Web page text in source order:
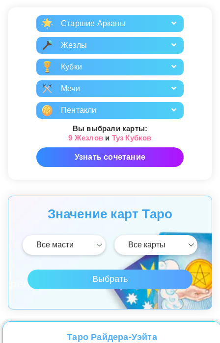
Старшие Арканы
Жезлы
Кубки
Мечи
Пентакли
Вы выбрали карты:
9 Жезлов и Туз Кубков
Узнать сочетание
Значение карт Таро
Таро Райдера-Уэйта